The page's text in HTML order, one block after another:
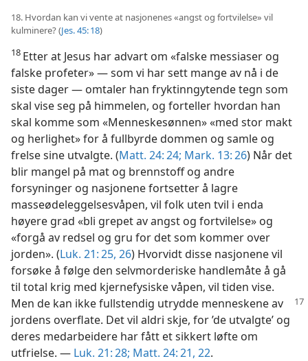
18. Hvordan kan vi vente at nasjonenes «angst og fortvilelse» vil
kulminere? (Jes. 45: 18)
18 Etter at Jesus har advart om «falske messiaser og
falske profeter» — som vi har sett mange av nå i de
siste dager — omtaler han fryktinngytende tegn som
skal vise seg på himmelen, og forteller hvordan han
skal komme som «Menneskesønnen» «med stor makt
og herlighet» for å fullbyrde dommen og samle og
frelse sine utvalgte. (Matt. 24: 24; Mark. 13: 26) Når det
blir mangel på mat og brennstoff og andre
forsyninger og nasjonene fortsetter å lagre
masseødeleggelsesvåpen, vil folk uten tvil i enda
høyere grad «bli grepet av angst og fortvilelse» og
«forgå av redsel og gru for det som kommer over
jorden». (Luk. 21: 25, 26) Hvorvidt disse nasjonene vil
forsøke å følge den selvmorderiske handlemåte å gå
til total krig med kjernefysiske våpen, vil tiden vise.
Men de kan ikke fullstendig utrydde menneskene av
jordens overflate. Det vil aldri skje, for ’de utvalgte’ og
deres medarbeidere har fått et sikkert løfte om
utfrielse. — Luk. 21: 28; Matt. 24: 21, 22.